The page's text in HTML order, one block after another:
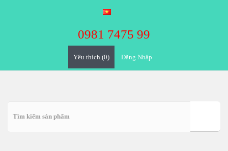
0981 7475 99
Yêu thích (0) Đăng Nhập